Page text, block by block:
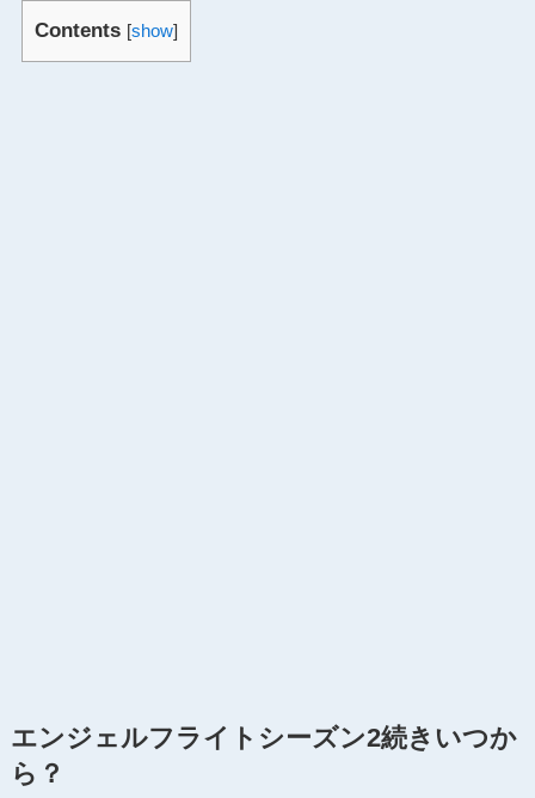
Contents [show]
エンジェルフライトシーズン2続きいつか
ら？